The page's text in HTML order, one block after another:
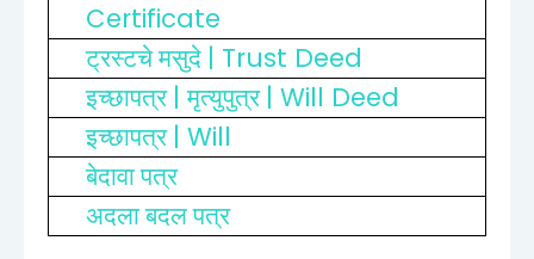
Certificate
ट्रस्टचे मसुदे | Trust Deed
इच्छापत्र |मृत्युपुत्र | Will Deed
इच्छापत्र | Will
बेदावा पत्र
अदला बदल पत्र